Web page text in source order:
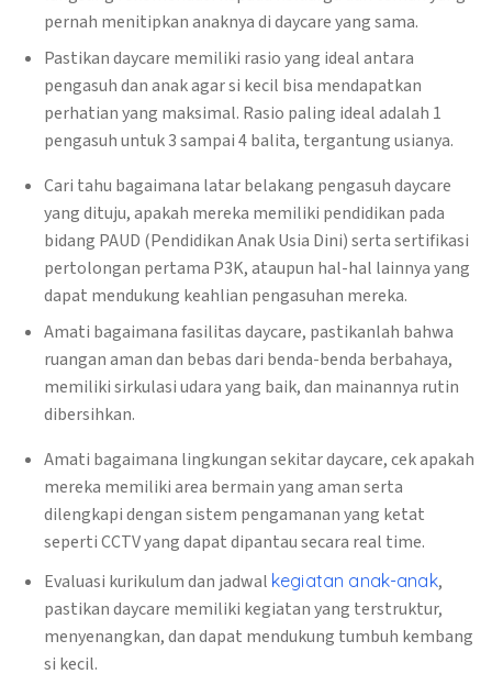
pernah menitipkan anaknya di daycare yang sama.
Pastikan daycare memiliki rasio yang ideal antara
pengasuh dan anak agar si kecil bisa mendapatkan
perhatian yang maksimal. Rasio paling ideal adalah 1
pengasuh untuk 3 sampai 4 balita, tergantung usianya.
Cari tahu bagaimana latar belakang pengasuh daycare
yang dituju, apakah mereka memiliki pendidikan pada
bidang PAUD (Pendidikan Anak Usia Dini) serta sertifikasi
pertolongan pertama P3K, ataupun hal-hal lainnya yang
dapat mendukung keahlian pengasuhan mereka.
Amati bagaimana fasilitas daycare, pastikanlah bahwa
ruangan aman dan bebas dari benda-benda berbahaya,
memiliki sirkulasi udara yang baik, dan mainannya rutin
dibersihkan.
Amati bagaimana lingkungan sekitar daycare, cek apakah
mereka memiliki area bermain yang aman serta
dilengkapi dengan sistem pengamanan yang ketat
seperti CCTV yang dapat dipantau secara real time.
Evaluasi kurikulum dan jadwal kegiatan anak-anak,
pastikan daycare memiliki kegiatan yang terstruktur,
menyenangkan, dan dapat mendukung tumbuh kembang
si kecil.